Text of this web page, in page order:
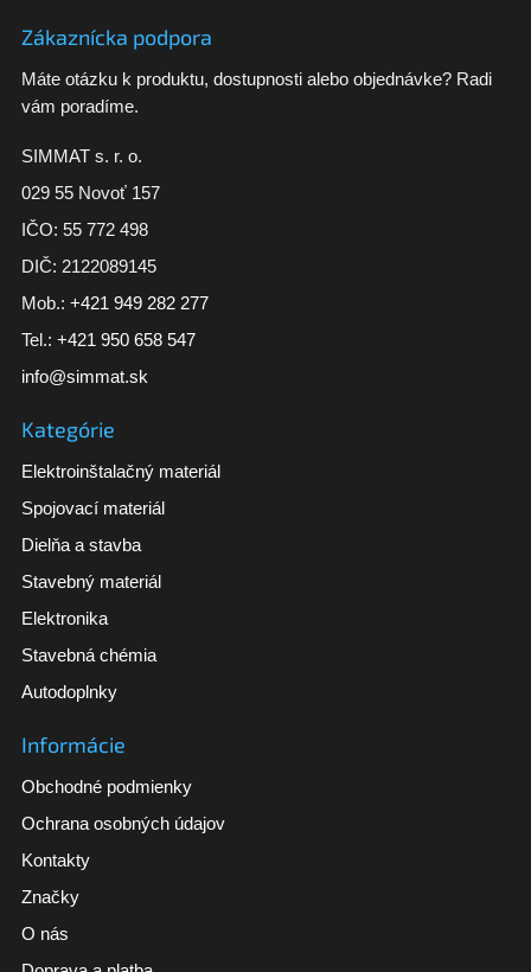
Zákaznícka podpora
Máte otázku k produktu, dostupnosti alebo objednávke? Radi
vám poradíme.
SIMMAT s. r. o.
029 55 Novoť 157
IČO: 55 772 498
DIČ: 2122089145
Mob.: +421 949 282 277
Tel.: +421 950 658 547
info@simmat.sk
Kategórie
Elektroinštalačný materiál
Spojovací materiál
Dielňa a stavba
Stavebný materiál
Elektronika
Stavebná chémia
Autodoplnky
Informácie
Obchodné podmienky
Ochrana osobných údajov
Kontakty
Značky
O nás